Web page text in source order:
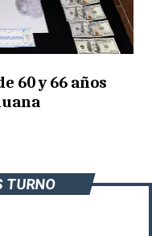
60 y 66 años
TURNO